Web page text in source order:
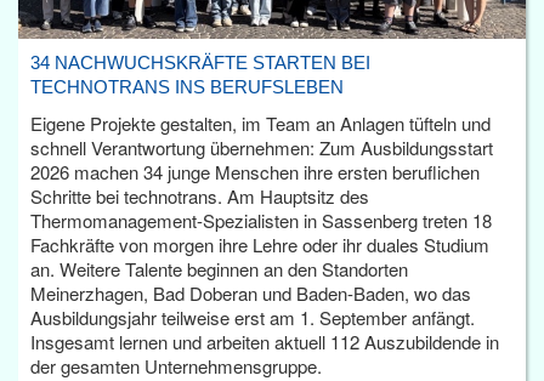
34 NACHWUCHSKRÄFTE STARTEN BEI
TECHNOTRANS INS BERUFSLEBEN
Eigene Projekte gestalten, im Team an Anlagen tüfteln und
schnell Verantwortung übernehmen: Zum Ausbildungsstart
2026 machen 34 junge Menschen ihre ersten beruflichen
Schritte bei technotrans. Am Hauptsitz des
Thermomanagement-Spezialisten in Sassenberg treten 18
Fachkräfte von morgen ihre Lehre oder ihr duales Studium
an. Weitere Talente beginnen an den Standorten
Meinerzhagen, Bad Doberan und Baden-Baden, wo das
Ausbildungsjahr teilweise erst am 1. September anfängt.
Insgesamt lernen und arbeiten aktuell 112 Auszubildende in
der gesamten Unternehmensgruppe.